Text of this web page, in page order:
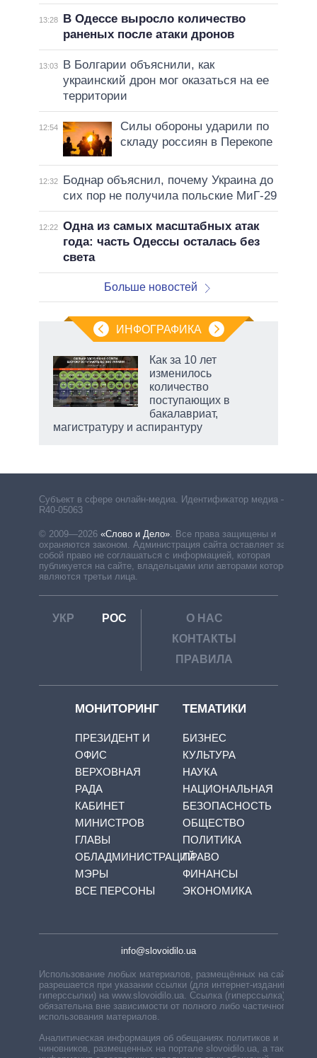
13:28
В Одессе выросло количество
раненых после атаки дронов
13:03
В Болгарии объяснили, как
украинский дрон мог оказаться на ее
территории
12:54
Силы обороны ударили по
складу россиян в Перекопе
12:32
Боднар объяснил, почему Украина до
сих пор не получила польские МиГ-29
12:22 Одна из самых масштабных атак
года: часть Одессы осталась без
света
Больше новостей
ИНФОГРАФИКА
Как за 10 лет
изменилось
количество
поступающих в
бакалавриат,
магистратуру и аспирантуру
Субъект в сфере онлайн-медиа. Идентификатор медиа –
R40-05063
© 2009—2026 «Слово и Дело»
Все права защищены и
охраняются законом. Администрация сайта оставляет за
собой право не соглашаться с информацией, которая
публикуется на сайте, владельцами или авторами которой
являются третьи лица.
УКР РОС
О НАС
КОНТАКТЫ
ПРАВИЛА
МОНИТОРИНГ
ПРЕЗИДЕНТ И
ОФИС
ВЕРХОВНАЯ
РАДА
КАБИНЕТ
МИНИСТРОВ
ГЛАВЫ
ОБЛАДМИНИСТРАЦИЙ
МЭРЫ
ВСЕ ПЕРСОНЫ
ТЕМАТИКИ
БИЗНЕС
КУЛЬТУРА
НАУКА
НАЦИОНАЛЬНАЯ
БЕЗОПАСНОСТЬ
ОБЩЕСТВО
ПОЛИТИКА
ПРАВО
ФИНАНСЫ
ЭКОНОМИКА
info@slovoidilo.ua
Использование любых материалов, размещённых на сайте,
разрешается при указании ссылки (для интернет-изданий —
гиперссылки) на www.slovoidilo.ua. Ссылка (гиперссылка)
обязательна вне зависимости от полного либо частичного
использования материалов.
Аналитическая информация об обещаниях политиков и
чиновников, размещенных на портале slovoidilo.ua, а также